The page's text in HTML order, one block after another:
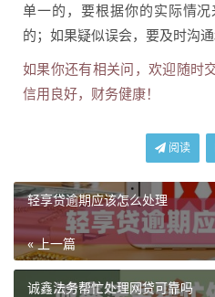
单一的，要根据你的实际情
的；如果疑似误会，要及时沟
如果你还有相关问，欢迎随时
信用良好，财务健康！
阅读
轻享贷逾期应该怎么处理
« 上一篇
诚鑫法务帮忙处理网贷可靠吗